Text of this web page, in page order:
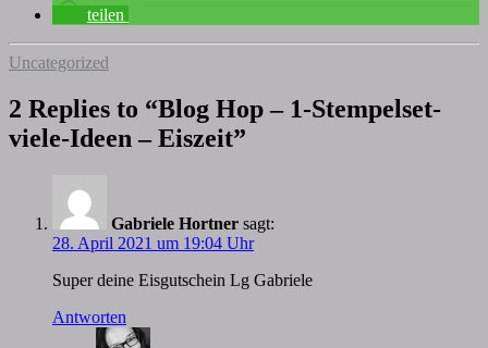
teilen
Uncategorized
2 Replies to “Blog Hop – 1-Stempelset-
viele-Ideen – Eiszeit”
Gabriele Hortner sagt:
28. April 2021 um 19:04 Uhr
Super deine Eisgutschein Lg Gabriele
Antworten